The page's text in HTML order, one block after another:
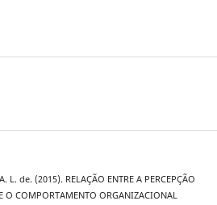
L. de. (2015). RELAÇÃO ENTRE A PERCEPÇÃO
O COMPORTAMENTO ORGANIZACIONAL